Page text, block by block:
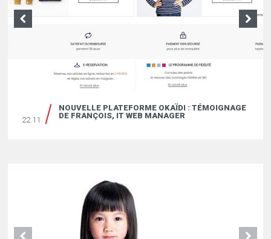
22.11
NOUVELLE PLATEFORME OKAÏDI : TÉMOIGNAGE
DE FRANÇOIS, IT WEB MANAGER
19.04
ÏDKIDS ET LES MÉTIERS DU MARKETING DIGITAL